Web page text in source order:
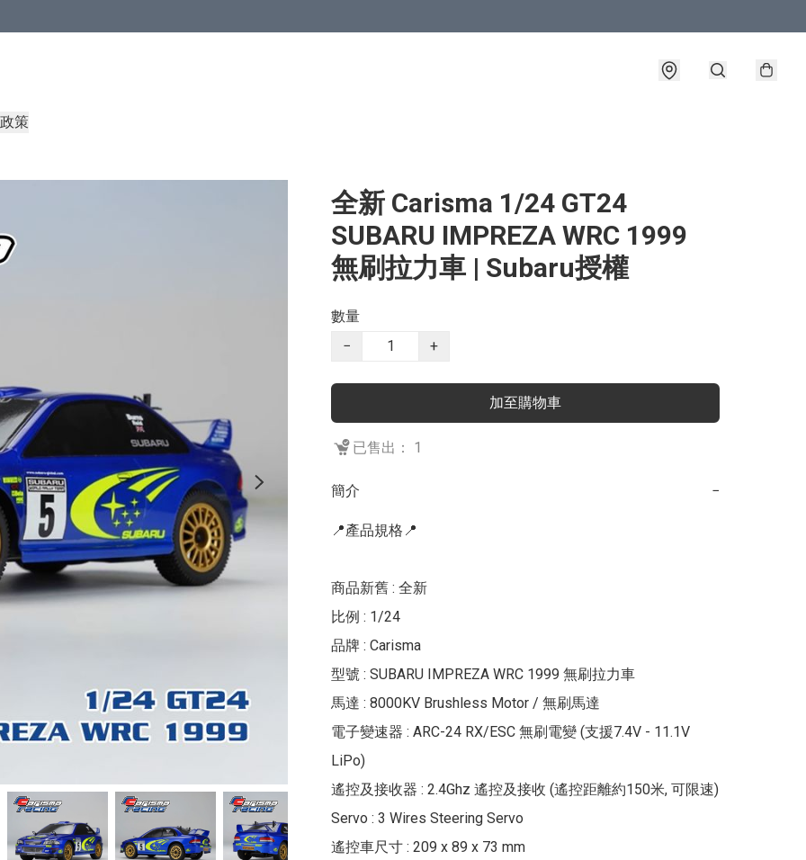
策
全新 Carisma 1/24 GT24
SUBARU IMPREZA WRC 1999
無刷拉力車 | Subaru授權
數量
−
+
加至購物車
已售出： 1
簡介 −
📍產品規格📍
商品新舊 : 全新
比例 : 1/24
品牌 : Carisma
型號 : SUBARU IMPREZA WRC 1999 無刷拉力車
馬達 : 8000KV Brushless Motor / 無刷馬達
電子變速器 : ARC-24 RX/ESC 無刷電變 (支援7.4V - 11.1V
LiPo)
遙控及接收器 : 2.4Ghz 遙控及接收 (遙控距離約150米, 可限速)
Servo : 3 Wires Steering Servo
遙控車尺寸 : 209 x 89 x 73 mm